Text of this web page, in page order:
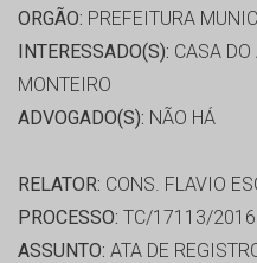
ORGÃO: PREFEITURA
INTERESSADO(S): CASA DO
MONTEIRO
ADVOGADO(S): NÃO HÁ
RELATOR: CONS. FLAVIO
PROCESSO: TC/17113/2016
ASSUNTO: ATA DE